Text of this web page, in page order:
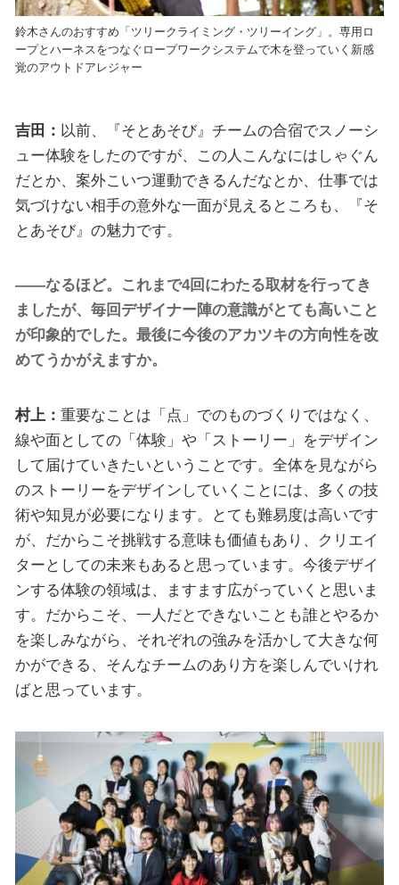
鈴木さんのおすすめ「ツリークライミング・ツリーイング」。専用ロ
ープとハーネスをつなぐロープワークシステムで木を登っていく新感
覚のアウトドアレジャー
吉田： 以前、『そとあそび』チームの合宿でスノーシ
ュー体験をしたのですが、この人こんなにはしゃぐん
だとか、案外こいつ運動できるんだなとか、仕事では
気づけない相手の意外な一面が見えるところも、『そ
とあそび』の魅力です。
――なるほど。これまで4回にわたる取材を行ってき
ましたが、毎回デザイナー陣の意識がとても高いこと
が印象的でした。最後に今後のアカツキの方向性を改
めてうかがえますか。
村上： 重要なことは「点」でのものづくりではなく、
線や面としての「体験」や「ストーリー」をデザイン
して届けていきたいということです。全体を見ながら
のストーリーをデザインしていくことには、多くの技
術や知見が必要になります。とても難易度は高いです
が、だからこそ挑戦する意味も価値もあり、クリエイ
ターとしての未来もあると思っています。今後デザイ
ンする体験の領域は、ますます広がっていくと思いま
す。だからこそ、一人だとできないことも誰とやるか
を楽しみながら、それぞれの強みを活かして大きな何
かができる、そんなチームのあり方を楽しんでいけれ
ばと思っています。